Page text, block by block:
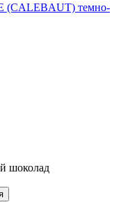
(CALEBAUT) темно-